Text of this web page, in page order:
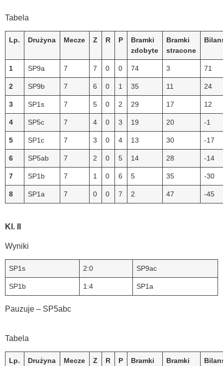
Tabela
Lp. Drużyna Mecze Z R P
Bramki
zdobyte
Bramki
stracone
1 SP9a 7 7 0 0 74 3 71
2 SP9b 7 6 0 1 35 11 24
3 SP1s 7 5 0 2 29 17 12
4 SP5c 7 4 0 3 19 20 -1
5 SP1c 7 3 0 4 13 30 -17
6 SP5ab 7 2 0 5 14 28 -14
7 SP1b 7 1 0 6 5 35 -30
8 SP1a 7 0 0 7 2 47 -45
Kl. II
Wyniki
SP1s 2:0 SP9ac
SP1b 1:4 SP1a
Pauzuje – SP5abc
Tabela
Lp. Drużyna Mecze Z R P
Bramki
Bramki